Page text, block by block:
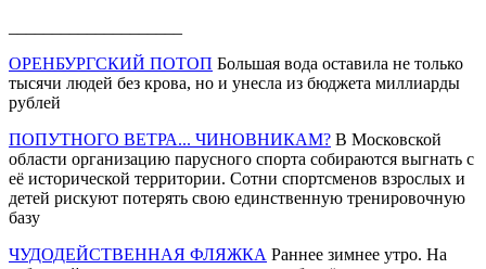
ОРЕНБУРГСКИЙ ПОТОП Большая вода оставила не только
тысячи людей без крова, но и унесла из бюджета миллиарды
рублей
ПОПУТНОГО ВЕТРА... ЧИНОВНИКАМ? В Московской
области организацию парусного спорта собираются выгнать с
её исторической территории. Сотни спортсменов взрослых и
детей рискуют потерять свою единственную тренировочную
базу
ЧУДОДЕЙСТВЕННАЯ ФЛЯЖКА Раннее зимнее утро. На